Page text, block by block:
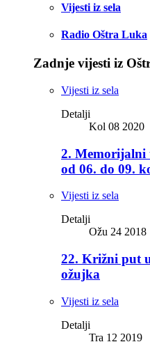
Vijesti iz sela
Radio Oštra Luka
Zadnje vijesti iz
Vijesti iz sela
Detalji
Kol 08 2020
2. Memorijalni
od 06. do 09.
Vijesti iz sela
Detalji
Ožu 24 2018
22. Križni put
ožujka
Vijesti iz sela
Detalji
Tra 12 2019